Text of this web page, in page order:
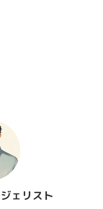
ェリスト